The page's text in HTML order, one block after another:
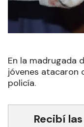
En la madrugada
jóvenes atacaron
policía.
Recibí